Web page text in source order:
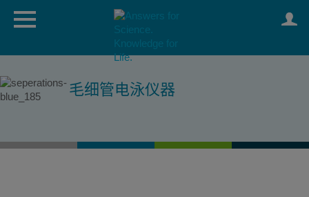
毛细管电泳仪器